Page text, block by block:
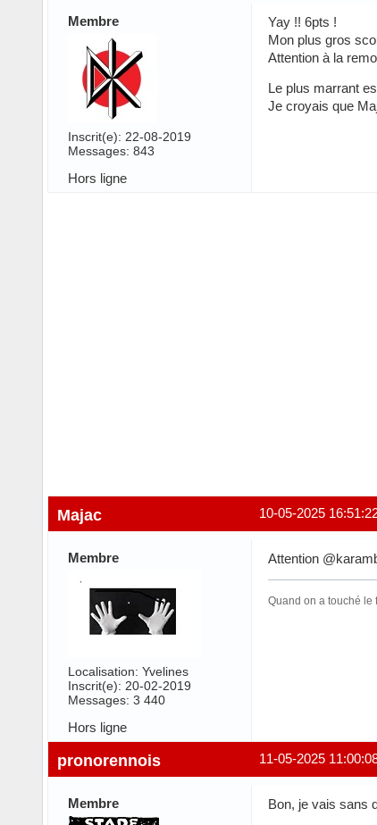
Membre
Inscrit(e): 22-08-2019
Messages: 843
Yay !! 6pts !
Mon plus gros
Attention à la
Le plus marrant
Je croyais que
Hors ligne
10-05-2025
Majac
Membre
Localisation: Yvelines
Inscrit(e): 20-02-2019
Messages: 3 440
Attention
Quand on a touché le
Hors ligne
11-05-2025
pronorennois
Membre
Bon, je vais sans